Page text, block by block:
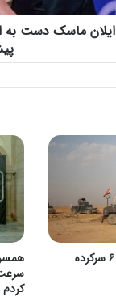
ایلان ماسک دست به
اطلاعات عراق از کشته شدن ۶ سرکرده
کردم